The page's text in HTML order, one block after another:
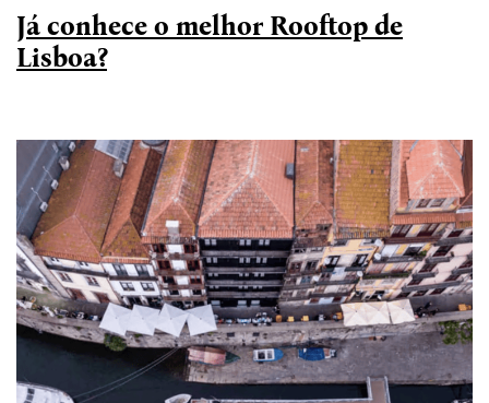
Já conhece o melhor Rooftop de
Lisboa?